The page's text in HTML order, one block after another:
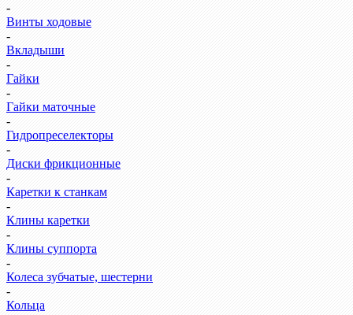
-
Винты ходовые
-
Вкладыши
-
Гайки
-
Гайки маточные
-
Гидропреселекторы
-
Диски фрикционные
-
Каретки к станкам
-
Клины каретки
-
Клины суппорта
-
Колеса зубчатые, шестерни
-
Кольца